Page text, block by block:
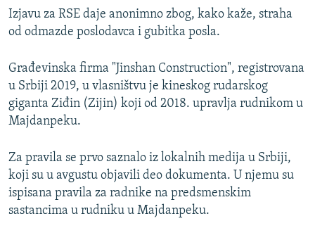
Izjavu za RSE daje anonimno zbog, kako kaže, straha
od odmazde poslodavca i gubitka posla.
Građevinska firma "Jinshan Construction", registrovana
u Srbiji 2019, u vlasništvu je kineskog rudarskog
giganta Ziđin (Zijin) koji od 2018. upravlja rudnikom u
Majdanpeku.
Za pravila se prvo saznalo iz lokalnih medija u Srbiji,
koji su u avgustu objavili deo dokumenta. U njemu su
ispisana pravila za radnike na predsmenskim
sastancima u rudniku u Majdanpeku.